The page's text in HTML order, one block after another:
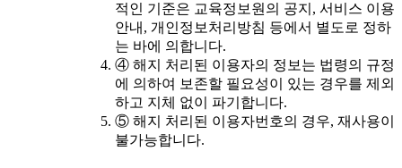
적인 기준은 교육정보원의 공지, 서비스 이용
안내, 개인정보처리방침 등에서 별도로 정하
는 바에 의합니다.
④ 해지 처리된 이용자의 정보는 법령의 규정
에 의하여 보존할 필요성이 있는 경우를 제외
하고 지체 없이 파기합니다.
⑤ 해지 처리된 이용자번호의 경우, 재사용이
불가능합니다.